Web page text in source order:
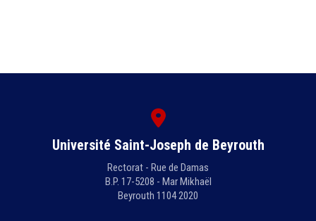
Université Saint-Joseph de Beyrouth
Rectorat - Rue de Damas
B.P. 17-5208 - Mar Mikhaël
Beyrouth 1104 2020